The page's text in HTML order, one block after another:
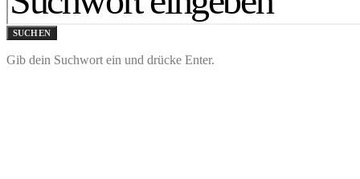
SUCHEN
Gib dein Suchwort ein und drücke Enter.